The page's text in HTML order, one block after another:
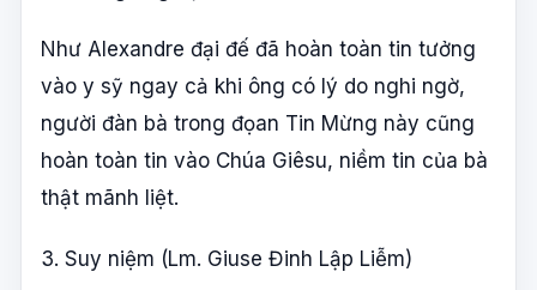
Như Alexandre đại đế đã hoàn toàn tin tưởng
vào y sỹ ngay cả khi ông có lý do nghi ngờ,
người đàn bà trong đọan Tin Mừng này cũng
hoàn toàn tin vào Chúa Giêsu, niềm tin của bà
thật mãnh liệt.
3. Suy niệm (Lm. Giuse Đinh Lập Liễm)